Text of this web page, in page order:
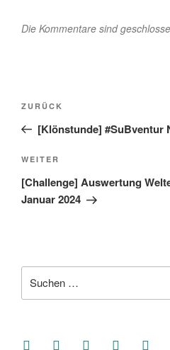
Die Kommentare sind
Beitragsnavigation
Vorheriger
Beitrag
ZURÜCK
[Klönstunde] #SuBventur
Nächster
Beitrag
WEITER
[Challenge] Auswertung
Januar 2024
nach:
facebooksoundcloud
twitter mastodon